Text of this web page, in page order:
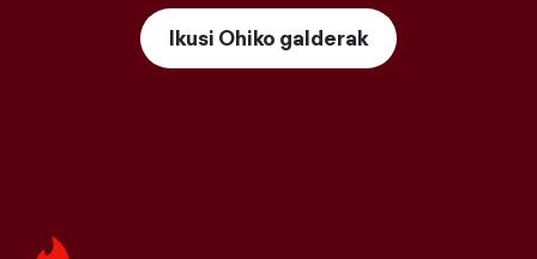
Ikusi Ohiko galderak